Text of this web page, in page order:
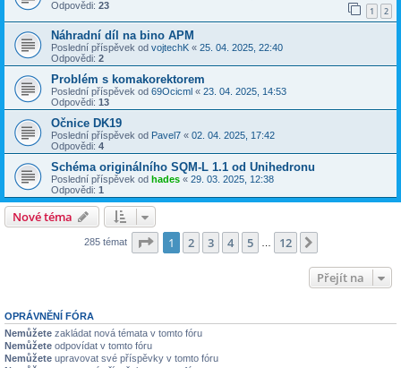
Odpovědi: 23 1 2
Náhradní díl na bino APM
Poslední příspěvek od vojtechK « 25. 04. 2025, 22:40
Odpovědi: 2
Problém s komakorektorem
Poslední příspěvek od 69Ocicml « 23. 04. 2025, 14:53
Odpovědi: 13
Očnice DK19
Poslední příspěvek od Pavel7 « 02. 04. 2025, 17:42
Odpovědi: 4
Schéma originálního SQM-L 1.1 od Unihedronu
Poslední příspěvek od hades « 29. 03. 2025, 12:38
Odpovědi: 1
Nové téma
285 témat Stránka z 12
1 2 3 4 5 12
Přejít na
OPRÁVNĚNÍ FÓRA
Nemůžete zakládat nová témata v tomto fóru
Nemůžete odpovídat v tomto fóru
Nemůžete upravovat své příspěvky v tomto fóru